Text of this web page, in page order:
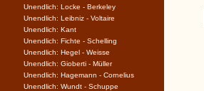
Unendlich: Locke - Berkeley
Unendlich: Leibniz - Voltaire
Unendlich: Kant
Unendlich: Fichte - Schelling
Unendlich: Hegel - Weisse
Unendlich: Gioberti - Müller
Unendlich: Hagemann - Cornelius
Unendlich: Wundt - Schuppe